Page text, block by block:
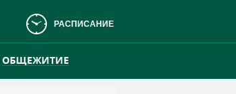
РАСПИСАНИЕ
ОБЩЕЖИТИЕ